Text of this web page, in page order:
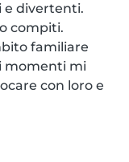
e divertenti.
compiti.
familiare
momenti mi
con loro e